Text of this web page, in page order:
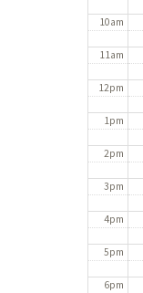
10am
11am
12pm
1pm
2pm
3pm
4pm
5pm
6pm